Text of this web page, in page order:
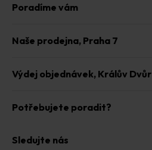
Poradíme vám
Naše prodejna, Praha 7
Výdej objednávek, Králův Dvůr
Potřebujete poradit?
Sledujte nás